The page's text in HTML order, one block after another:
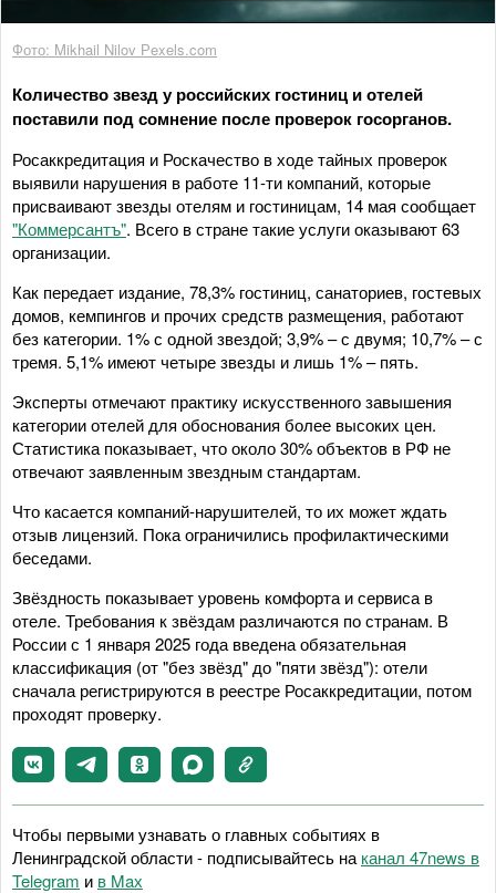
Фото: Mikhail Nilov Рexels.com
Количество звезд у российских гостиниц и отелей
поставили под сомнение после проверок госорганов.
Росаккредитация и Роскачество в ходе тайных проверок
выявили нарушения в работе 11-ти компаний, которые
присваивают звезды отелям и гостиницам, 14 мая сообщает
"Коммерсантъ". Всего в стране такие услуги оказывают 63
организации.
Как передает издание, 78,3% гостиниц, санаториев, гостевых
домов, кемпингов и прочих средств размещения, работают
без категории. 1% с одной звездой; 3,9% – с двумя; 10,7% – с
тремя. 5,1% имеют четыре звезды и лишь 1% – пять.
Эксперты отмечают практику искусственного завышения
категории отелей для обоснования более высоких цен.
Статистика показывает, что около 30% объектов в РФ не
отвечают заявленным звездным стандартам.
Что касается компаний-нарушителей, то их может ждать
отзыв лицензий. Пока ограничились профилактическими
беседами.
Звёздность показывает уровень комфорта и сервиса в
отеле. Требования к звёздам различаются по странам. В
России с 1 января 2025 года введена обязательная
классификация (от "без звёзд" до "пяти звёзд"): отели
сначала регистрируются в реестре Росаккредитации, потом
проходят проверку.
Чтобы первыми узнавать о главных событиях в
Ленинградской области - подписывайтесь на канал 47news в
Telegram и в Maх